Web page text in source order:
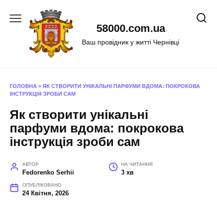
58000.com.ua
Ваш провідник у житті Чернівці
ГОЛОВНА » ЯК СТВОРИТИ УНІКАЛЬНІ ПАРФУМИ ВДОМА: ПОКРОКОВА
ІНСТРУКЦІЯ ЗРОБИ САМ
Як створити унікальні
парфуми вдома: покрокова
інструкція зроби сам
АВТОР
Fedorenko Serhii
НА ЧИТАННЯ
3 хв
ОПУБЛІКОВАНО
24 Квітня, 2026